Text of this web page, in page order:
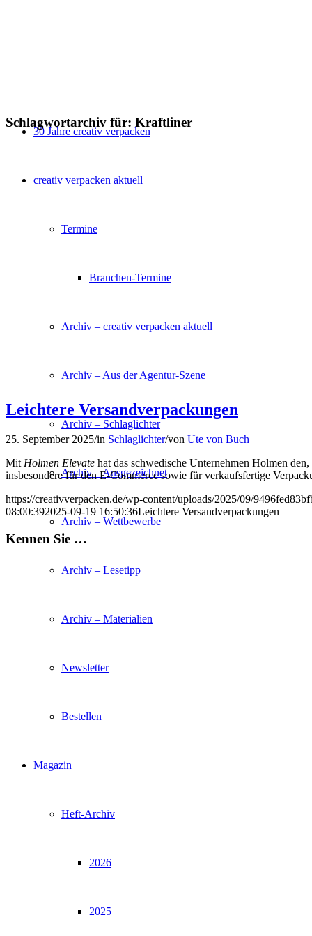
30 Jahre creativ verpacken
creativ verpacken aktuell
Termine
Branchen-Termine
Archiv – creativ verpacken aktuell
Archiv – Aus der Agentur-Szene
Archiv – Schlaglichter
Archiv – Ausgezeichnet
Archiv – Wettbewerbe
Archiv – Lesetipp
Archiv – Materialien
Newsletter
Bestellen
Magazin
Heft-Archiv
2026
2025
Schlagwortarchiv für: Kraftliner
Leichtere Versandverpackungen
25. September 2025/in Schlaglichter/von Ute von Buch
Mit Holmen Elevate hat das schwedische Unternehmen Holmen den,
insbesondere für den E-Commerce sowie für verkaufsfertige
https://creativverpacken.de/wp-content/uploads/2025/09/
08:00:392025-09-19 16:50:36Leichtere Versandverpackungen
Kennen Sie …